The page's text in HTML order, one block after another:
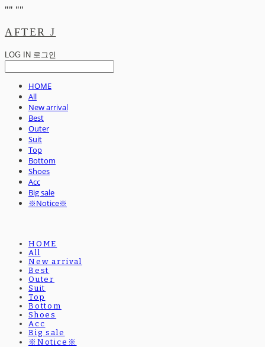
"" ""
AFTER J
LOG IN 로그인
HOME
All
New arrival
Best
Outer
Suit
Top
Bottom
Shoes
Acc
Big sale
※Notice※
HOME
All
New arrival
Best
Outer
Suit
Top
Bottom
Shoes
Acc
Big sale
※Notice※